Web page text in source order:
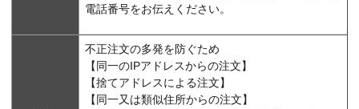
電話番号をお伝えください。
不正注文の多発を防ぐため
【同一のIPアドレスからの注文】
【捨てアドレスによる注文】
【同一又は類似住所からの注文】